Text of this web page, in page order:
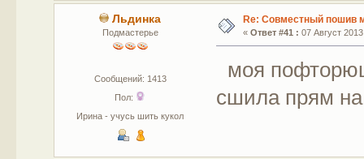
Льдинка
Подмастерье
Сообщений: 1413
Пол:
Ирина - учусь шить кукол
Re: Совместный пошив
« Ответ #41 : 07 Август
моя
сшила прям